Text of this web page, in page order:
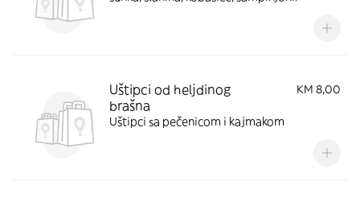
Uštipci od heljdinog
brašna
KM 8,00
Uštipci sa pečenicom i kajmakom